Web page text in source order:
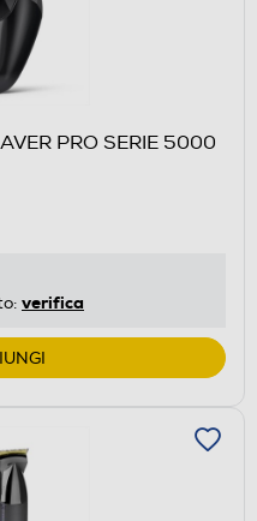
PRO SERIE 5000
verifica